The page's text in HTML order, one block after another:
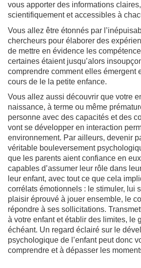
vous apporter des informations
scientifiquement et accessibles à
Vous allez être étonnés par
chercheurs pour élaborer des
de mettre en évidence les
certaines étaient jusqu’alors
comprendre comment elles émergent
cours de le la petite enfance.
Vous allez aussi découvrir que votre
naissance, à terme ou même
personne avec des capacités et des
vont se développer en interaction
environnement. Par ailleurs, devenir
véritable bouleversement
que les parents aient confiance en
capables d’assumer leur rôle dans
leur enfant, avec tout ce que cela
corrélats émotionnels : le stimuler, lui
plaisir éprouvé à jouer ensemble, le
répondre à ses sollicitations.
à votre enfant et établir des limites, le
échéant. Un regard éclairé sur le
psychologique de l’enfant peut donc
comprendre et à dépasser les